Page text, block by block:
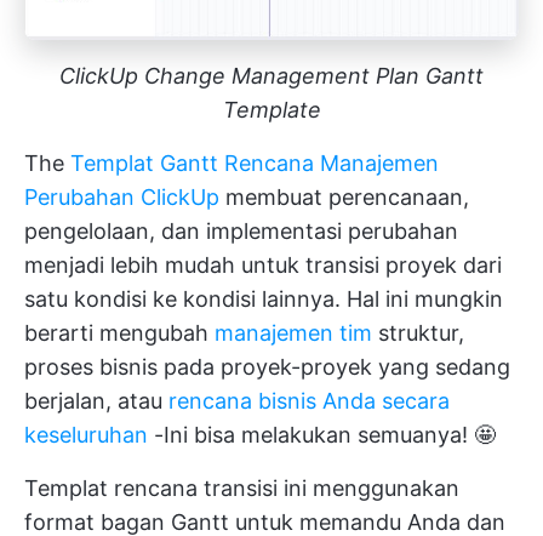
ClickUp Change Management Plan Gantt
Template
The Templat Gantt Rencana Manajemen
Perubahan ClickUp membuat perencanaan,
pengelolaan, dan implementasi perubahan
menjadi lebih mudah untuk transisi proyek dari
satu kondisi ke kondisi lainnya. Hal ini mungkin
berarti mengubah manajemen tim struktur,
proses bisnis pada proyek-proyek yang sedang
berjalan, atau rencana bisnis Anda secara
keseluruhan -Ini bisa melakukan semuanya! 🤩
Templat rencana transisi ini menggunakan
format bagan Gantt untuk memandu Anda dan